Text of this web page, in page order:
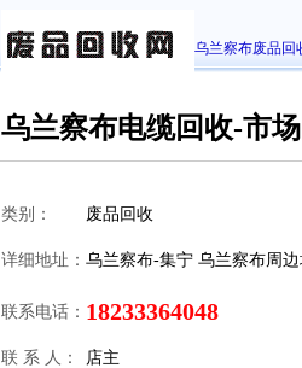
乌兰察布废品回
乌兰察布电缆回收-市
类别： 废品回收
详细地址： 乌兰察布-集宁 乌兰察布周边
联系电话： 18233364048
联 系 人： 店主